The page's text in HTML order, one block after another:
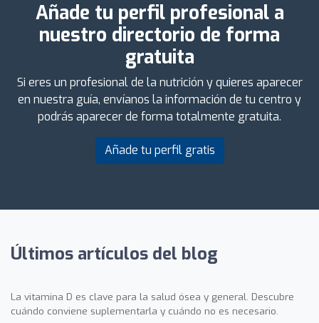
Añade tu perfil profesional a
nuestro directorio de forma
gratuita
Si eres un profesional de la nutrición y quieres aparecer
en nuestra guía, envíanos la información de tu centro y
podrás aparecer de forma totalmente gratuita.
Añade tu perfil gratis
Últimos artículos del blog
La vitamina D es clave para la salud ósea y general. Descubre
cuándo conviene suplementarla y cuándo no es necesario.